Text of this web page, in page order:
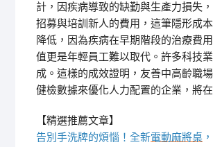
計，因疾病導致的缺勤與生產力損失
招募與培訓新人的費用，這筆隱形成
降低，因為疾病在早期階段的治療費
值更是年輕員工難以取代。許多科技
成。這樣的成效證明，友善中高齡職
健檢數據來優化人力配置的企業，將
【精選推薦文章】
告別手洗牌的煩惱！全新電動麻將桌